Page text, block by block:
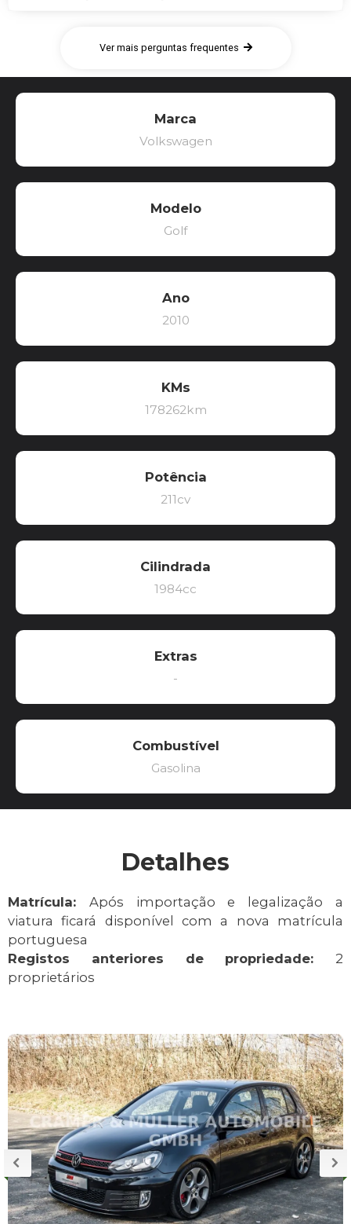
Ver mais perguntas frequentes
Marca
Volkswagen
Modelo
Golf
Ano
2010
KMs
178262km
Potência
211cv
Cilindrada
1984cc
Extras
-
Combustível
Gasolina
Detalhes
Matrícula: Após importação e legalização a
viatura ficará disponível com a nova matrícula
portuguesa
Registos anteriores de propriedade: 2
proprietários